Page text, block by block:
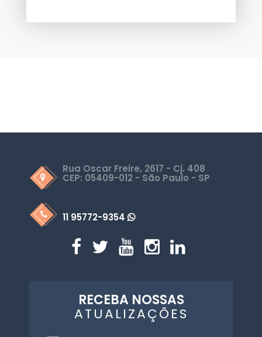
Rua Oscar Freire, 2617 - Cj. 408
CEP: 05409-012 - São Paulo - SP
11 95772-9354
RECEBA NOSSAS
ATUALIZAÇÕES